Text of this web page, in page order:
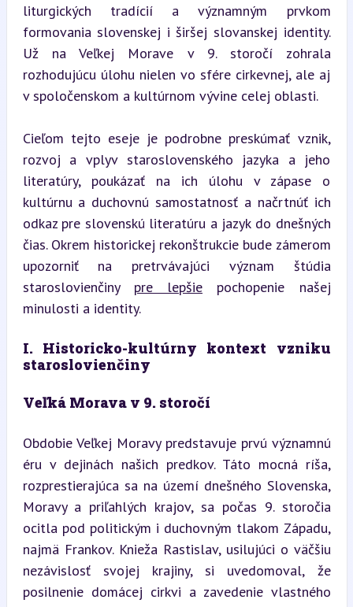
liturgických tradícií a významným prvkom
formovania slovenskej i širšej slovanskej identity.
Už na Veľkej Morave v 9. storočí zohrala
rozhodujúcu úlohu nielen vo sfére cirkevnej, ale aj
v spoločenskom a kultúrnom vývine celej oblasti.
Cieľom tejto eseje je podrobne preskúmať vznik,
rozvoj a vplyv staroslovenského jazyka a jeho
literatúry, poukázať na ich úlohu v zápase o
kultúrnu a duchovnú samostatnosť a načrtnúť ich
odkaz pre slovenskú literatúru a jazyk do dnešných
čias. Okrem historickej rekonštrukcie bude zámerom
upozorniť na pretrvávajúci význam štúdia
staroslovienčiny pre lepšie pochopenie našej
minulosti a identity.
I. Historicko-kultúrny kontext vzniku
staroslovienčiny
Veľká Morava v 9. storočí
Obdobie Veľkej Moravy predstavuje prvú významnú
éru v dejinách našich predkov. Táto mocná ríša,
rozprestierajúca sa na území dnešného Slovenska,
Moravy a priľahlých krajov, sa počas 9. storočia
ocitla pod politickým i duchovným tlakom Západu,
najmä Frankov. Knieža Rastislav, usilujúci o väčšiu
nezávislosť svojej krajiny, si uvedomoval, že
posilnenie domácej cirkvi a zavedenie vlastného